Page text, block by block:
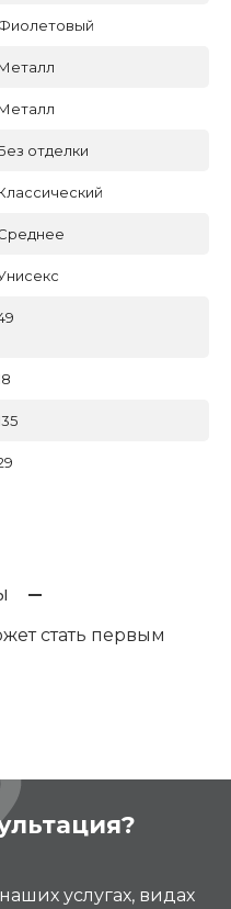
отделки
стать первым
услугах, видах